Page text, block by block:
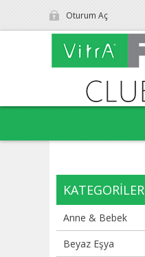
Oturum Aç
KATEGORILER
Anne & Bebek
Beyaz Eşya